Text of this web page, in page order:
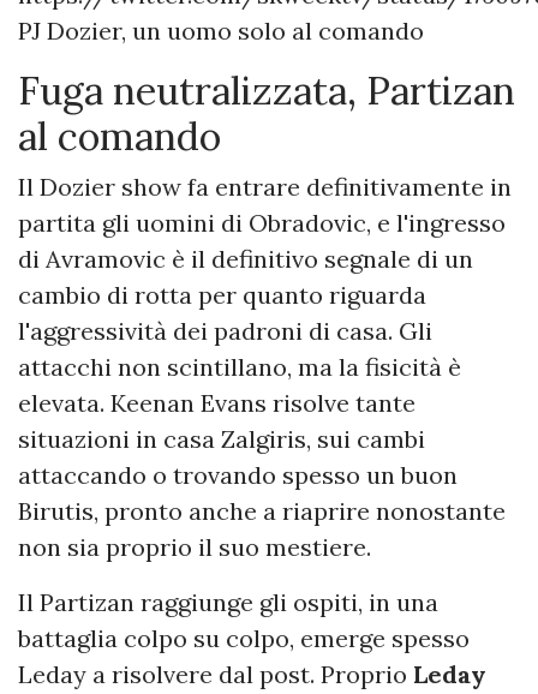
PJ Dozier, un uomo solo al comando
Fuga neutralizzata, Partizan
al comando
Il Dozier show fa entrare definitivamente in
partita gli uomini di Obradovic, e l'ingresso
di Avramovic è il definitivo segnale di un
cambio di rotta per quanto riguarda
l'aggressività dei padroni di casa. Gli
attacchi non scintillano, ma la fisicità è
elevata. Keenan Evans risolve tante
situazioni in casa Zalgiris, sui cambi
attaccando o trovando spesso un buon
Birutis, pronto anche a riaprire nonostante
non sia proprio il suo mestiere.
Il Partizan raggiunge gli ospiti, in una
battaglia colpo su colpo, emerge spesso
Leday a risolvere dal post. Proprio Leday